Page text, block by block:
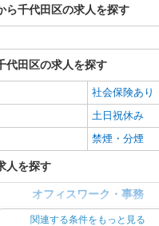
ら千代田区の求人を探す
代田区の求人を探す
社会保険あり
土日祝休み
禁煙・分煙
人を探す
オフィスワーク・事務
・総務・法務
関連する条件をもっと見る